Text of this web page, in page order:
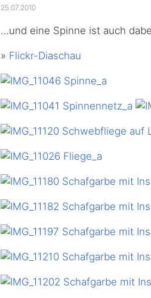
25.07.2010
…und eine Spinne ist auch
» Flickr-Diaschau